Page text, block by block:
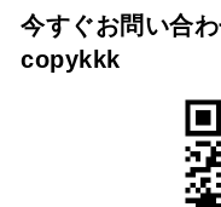
今すぐお問い合
copykkk